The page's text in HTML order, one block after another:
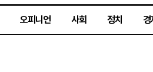
오피니언 사회 정치 경